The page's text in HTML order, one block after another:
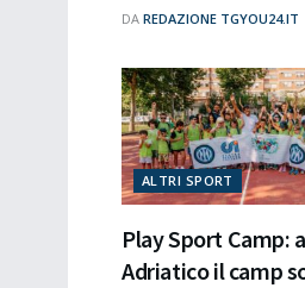
DA REDAZIONE TGYOU24.IT
ALTRI SPORT
Play Sport Camp:
Adriatico il camp